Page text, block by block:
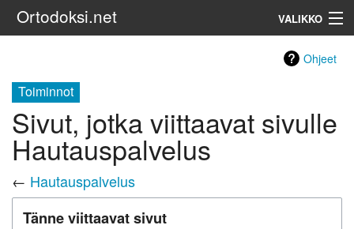
Ortodoksi.net VALIKKO
Ohjeet
Toiminnot
Sivut, jotka viittaavat sivulle
Hautauspalvelus
← Hautauspalvelus
Tänne viittaavat sivut